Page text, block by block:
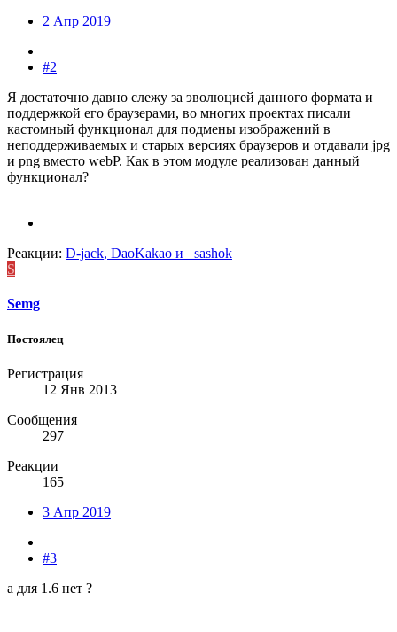
2 Апр 2019
#2
Я достаточно давно слежу за эволюцией данного формата и
поддержкой его браузерами, во многих проектах писали
кастомный функционал для подмены изображений в
неподдерживаемых и старых версиях браузеров и отдавали jpg
и png вместо webP. Как в этом модуле реализован данный
функционал?
Реакции: D-jack, DaoKakao и
_sashok
S
Semg
Постоялец
Регистрация
12 Янв 2013
Сообщения
297
Реакции
165
3 Апр 2019
#3
а для 1.6 нет ?